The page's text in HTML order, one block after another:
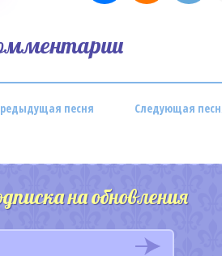
песня Следующая
на обновления